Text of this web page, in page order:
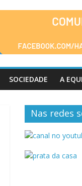
SOCIEDADE A
Nas redes